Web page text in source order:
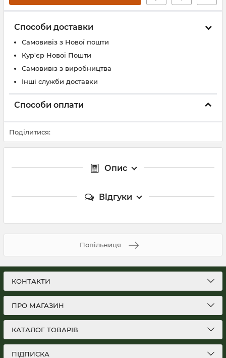
Способи доставки
Самовивіз з Нової пошти
Кур'єр Нової Пошти
Самовивіз з виробництва
Інші служби доставки
Способи оплати
Поділитися:
Опис
Відгуки
Попільниця
КОНТАКТИ
ПРО МАГАЗИН
КАТАЛОГ ТОВАРІВ
ПІДПИСКА